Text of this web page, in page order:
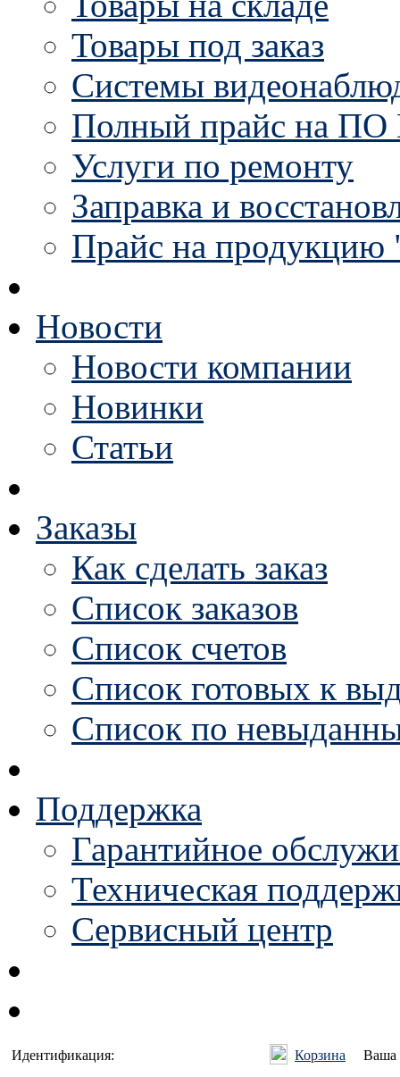
Товары под заказ
Системы
Полный прайс на ПО
Услуги по ремонту
Заправка и
Прайс на продукцию
Новости
Новости компании
Новинки
Статьи
Заказы
Как сделать заказ
Список заказов
Список счетов
Список готовых к
Список по
Поддержка
Гарантийное
Техническая
Сервисный центр
Идентификация: Корзина Ваша